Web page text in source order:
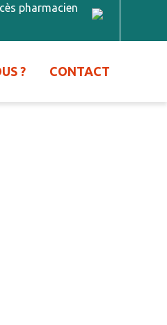
pharmacien
? CONTACT